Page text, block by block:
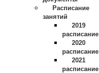
Расписание
занятий
2019
расписание
2020
расписание
2021
расписание